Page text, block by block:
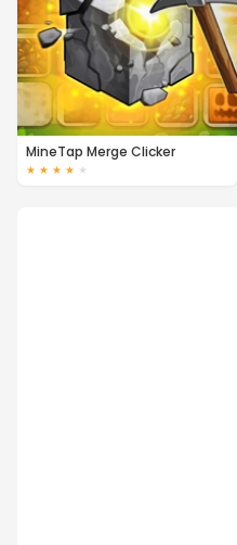
MineTap Merge Clicker
★ ★ ★ ★ ★